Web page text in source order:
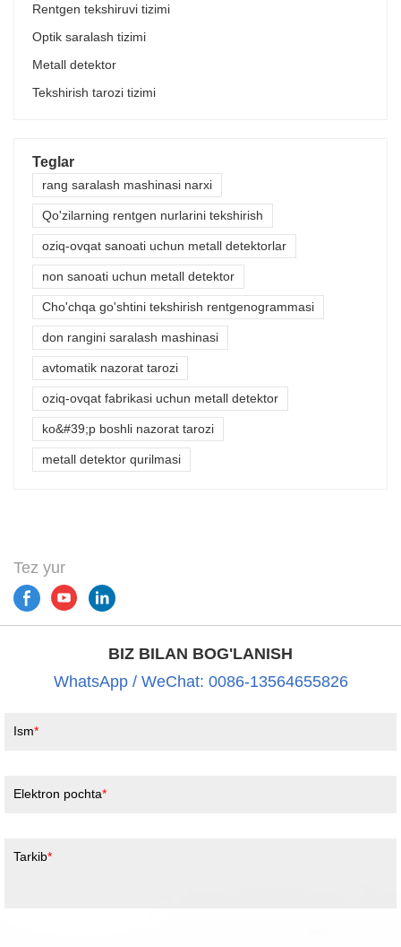
Rentgen tekshiruvi tizimi
Optik saralash tizimi
Metall detektor
Tekshirish tarozi tizimi
Teglar
rang saralash mashinasi narxi
Qo'zilarning rentgen nurlarini tekshirish
oziq-ovqat sanoati uchun metall detektorlar
non sanoati uchun metall detektor
Cho'chqa go'shtini tekshirish rentgenogrammasi
don rangini saralash mashinasi
avtomatik nazorat tarozi
oziq-ovqat fabrikasi uchun metall detektor
ko&#39;p boshli nazorat tarozi
metall detektor qurilmasi
Tez yur
BIZ BILAN BOG'LANISH
WhatsApp / WeChat: 0086-13564655826
Ism
Elektron pochta
Tarkib